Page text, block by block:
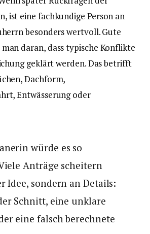
ist eine fachkundige Person an
besonders wertvoll. Gute
daran, dass typische Konflikte
geklärt werden. Das betrifft
Dachform,
Entwässerung oder
würde es so
Anträge scheitern
Idee, sondern an Details:
Schnitt, eine unklare
eine falsch berechnete